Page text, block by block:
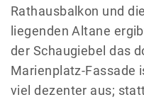
Rathausbalkon und
liegenden Altane
der Schaugiebel das
Marienplatz-Fassade
viel dezenter aus;